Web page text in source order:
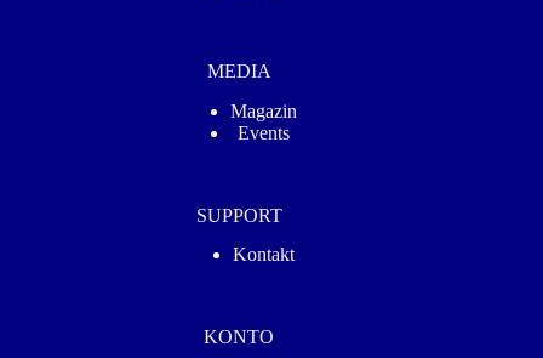
MEDIA
Magazin
Events
SUPPORT
Kontakt
KONTO